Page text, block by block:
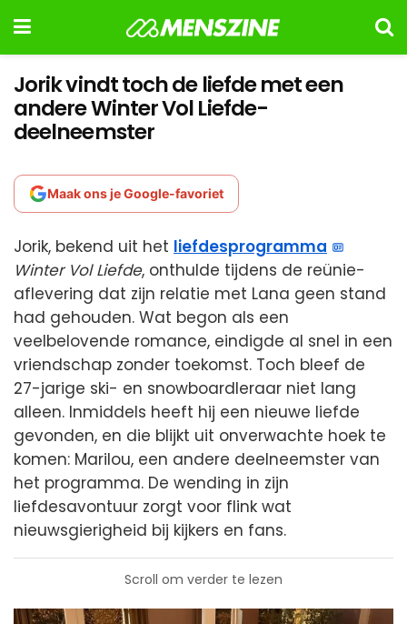
Jorik vindt toch de liefde met een
andere Winter Vol Liefde-
deelneemster
Maak ons je Google-favoriet
Jorik, bekend uit het liefdesprogramma
Winter Vol Liefde, onthulde tijdens de reünie-
aflevering dat zijn relatie met Lana geen stand
had gehouden. Wat begon als een
veelbelovende romance, eindigde al snel in een
vriendschap zonder toekomst. Toch bleef de
27-jarige ski- en snowboardleraar niet lang
alleen. Inmiddels heeft hij een nieuwe liefde
gevonden, en die blijkt uit onverwachte hoek te
komen: Marilou, een andere deelneemster van
het programma. De wending in zijn
liefdesavontuur zorgt voor flink wat
nieuwsgierigheid bij kijkers en fans.
Scroll om verder te lezen